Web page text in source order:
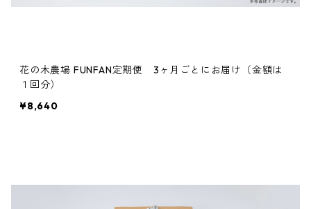
花の木農場 FUNFAN定期便 3ヶ月ごとにお届け（金額は
１回分）
¥8,640